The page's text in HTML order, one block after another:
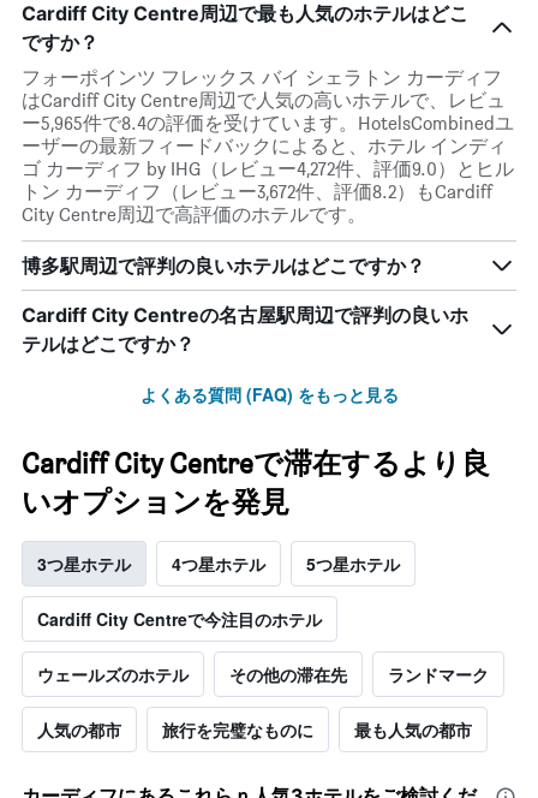
Cardiff City Centre周辺で最も人気のホテルはどこ
ですか？
フォーポインツ フレックス バイ シェラトン カーディフ
はCardiff City Centre周辺で人気の高いホテルで、レビュ
ー5,965件で8.4の評価を受けています。HotelsCombinedユ
ーザーの最新フィードバックによると、ホテル インディ
ゴ カーディフ by IHG（レビュー4,272件、評価9.0）とヒル
トン カーディフ（レビュー3,672件、評価8.2）もCardiff
City Centre周辺で高評価のホテルです。
博多駅周辺で評判の良いホテルはどこですか？
Cardiff City Centreの名古屋駅周辺で評判の良いホ
テルはどこですか？
よくある質問 (FAQ) をもっと見る
Cardiff City Centreで滞在するより良
いオプションを発見
3つ星ホテル 4つ星ホテル 5つ星ホテル
Cardiff City Centreで今注目のホテル
ウェールズのホテル その他の滞在先 ランドマーク
人気の都市 旅行を完璧なものに 最も人気の都市